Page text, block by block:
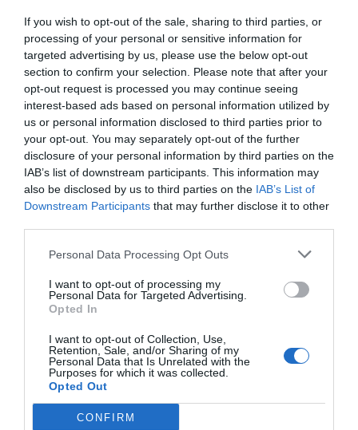
If you wish to opt-out of the sale, sharing to third parties, or
processing of your personal or sensitive information for
targeted advertising by us, please use the below opt-out
section to confirm your selection. Please note that after your
opt-out request is processed you may continue seeing
interest-based ads based on personal information utilized by
us or personal information disclosed to third parties prior to
your opt-out. You may separately opt-out of the further
disclosure of your personal information by third parties on the
IAB’s list of downstream participants. This information may
also be disclosed by us to third parties on the IAB’s List of
Downstream Participants that may further disclose it to other
Personal Data Processing Opt Outs
I want to opt-out of processing my
Personal Data for Targeted Advertising.
Opted In
I want to opt-out of Collection, Use,
Retention, Sale, and/or Sharing of my
Personal Data that Is Unrelated with the
Purposes for which it was collected.
Opted Out
CONFIRM
αντιστρατηγος διαβιβασεων για το Νατο
και τα τεκτονομενα απορω πως δεν εχει
παει ακομα στην ΕΡΤ να μιλησει οπως οι
140 και πλεον στρατηγοι της φακης που
τους πληρωνουμε αδρα για να ασκουν
πολεμικα σεναρια επι τηλεοπτικου
στουντιου απλως τραγικοι και γελιοι
αρκετοι εξ αυτων
Ανώνυμος
17/03 - 21:05
Soylaaaaa
περιφερειακό συμβούλιο με τα
περιφερειακά ιατρεία ;;;;;;;; Ξανά πιαστο
Τκ18
17/03 - 20:23
Home sweet home